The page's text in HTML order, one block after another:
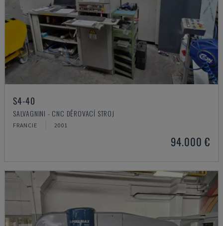
S4-40
SALVAGNINI - CNC DĚROVACÍ STROJ
FRANCIE 2001
94.000 €